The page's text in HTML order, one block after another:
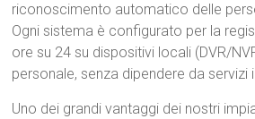
riconoscimento automatico delle
Ogni sistema è configurato per la
ore su 24 su dispositivi locali (DVR/
personale, senza dipendere da servizi
Uno dei grandi vantaggi dei nostri